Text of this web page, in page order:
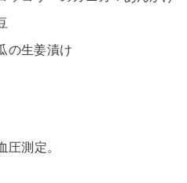
の生姜漬け
圧測定。